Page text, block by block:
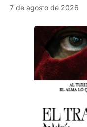
7 de agosto de 2026